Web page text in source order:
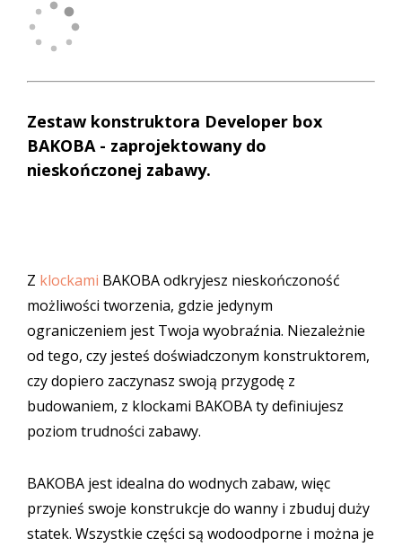
Zestaw konstruktora Developer box
BAKOBA - zaprojektowany do
nieskończonej zabawy.
Z klockami BAKOBA odkryjesz nieskończoność
możliwości tworzenia, gdzie jedynym
ograniczeniem jest Twoja wyobraźnia. Niezależnie
od tego, czy jesteś doświadczonym konstruktorem,
czy dopiero zaczynasz swoją przygodę z
budowaniem, z klockami BAKOBA ty definiujesz
poziom trudności zabawy.
BAKOBA jest idealna do wodnych zabaw, więc
przynieś swoje konstrukcje do wanny i zbuduj duży
statek. Wszystkie części są wodoodporne i można je